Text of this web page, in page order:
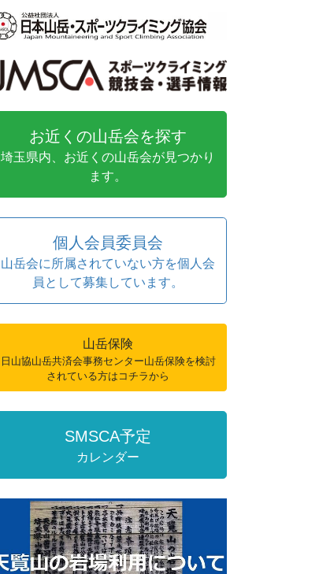
お近くの山岳会を探す
埼玉県内、お近くの山岳会が見つかり
ます。
個人会員委員会
山岳会に所属されていない方を個人会
員として募集しています。
山岳保険
日山協山岳共済会事務センター山岳保険を検討
されている方はコチラから
SMSCA予定
カレンダー